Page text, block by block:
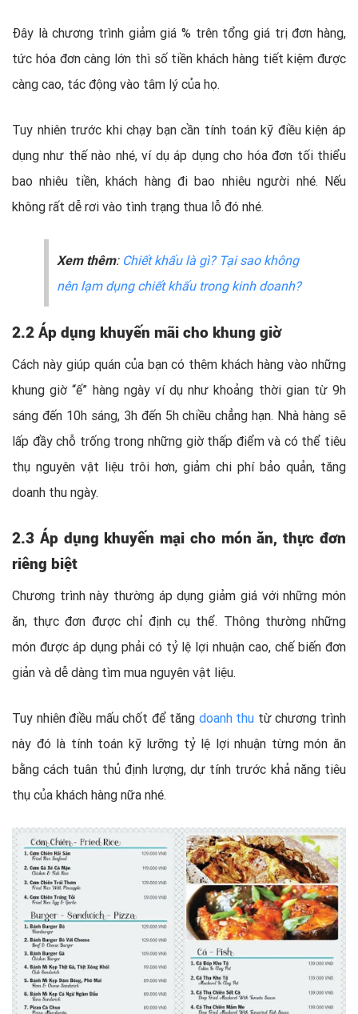
Đây là chương trình giảm giá % trên tổng giá trị đơn hàng,
tức hóa đơn càng lớn thì số tiền khách hàng tiết kiệm được
càng cao, tác động vào tâm lý của họ.
Tuy nhiên trước khi chạy bạn cần tính toán kỹ điều kiện áp
dụng như thế nào nhé, ví dụ áp dụng cho hóa đơn tối thiểu
bao nhiêu tiền, khách hàng đi bao nhiêu người nhé. Nếu
không rất dễ rơi vào tình trạng thua lỗ đó nhé.
Xem thêm: Chiết khấu là gì? Tại sao không
nên lạm dụng chiết khấu trong kinh doanh?
2.2 Áp dụng khuyến mãi cho khung giờ
Cách này giúp quán của bạn có thêm khách hàng vào những
khung giờ “ế” hàng ngày ví dụ như khoảng thời gian từ 9h
sáng đến 10h sáng, 3h đến 5h chiều chẳng hạn. Nhà hàng sẽ
lấp đầy chỗ trống trong những giờ thấp điểm và có thể tiêu
thụ nguyên vật liệu trôi hơn, giảm chi phí bảo quản, tăng
doanh thu ngày.
2.3 Áp dụng khuyến mại cho món ăn, thực đơn
riêng biệt
Chương trình này thường áp dụng giảm giá với những món
ăn, thực đơn được chỉ định cụ thể. Thông thường những
món được áp dụng phải có tỷ lệ lợi nhuận cao, chế biến đơn
giản và dễ dàng tìm mua nguyên vật liệu.
Tuy nhiên điều mấu chốt để tăng doanh thu từ chương trình
này đó là tính toán kỹ lưỡng tỷ lệ lợi nhuận từng món ăn
bằng cách tuân thủ định lượng, dự tính trước khả năng tiêu
thụ của khách hàng nữa nhé.